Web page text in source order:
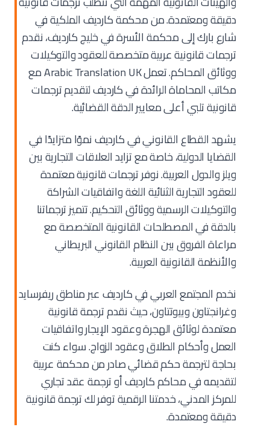
دقيقة ومعتمدة. من محكمة كارديف الملكية في
شارع بارك إلى محكمة الأسرة في خليج كارديف، نقدم
ترجمات قانونية عربية متخصصة للعقود والتوكيلات
ووثائق المحاكم. تعمل Arabic Translation UK مع
مكاتب المحاماة الرائدة في كارديف لتقديم ترجمات
قانونية تلبي أعلى معايير الدقة القضائية.
يشهد القطاع القانوني في كارديف نموًا متزايدًا في
القضايا الدولية، خاصة مع تزايد العلاقات التجارية بين
ويلز والدول العربية. نوفر ترجمات قانونية معتمدة
للعقود التجارية الثنائية اللغة واتفاقيات الشراكة
والتوكيلات الرسمية ووثائق التحكيم. تتميز ترجماتنا
بالدقة في المصطلحات القانونية المتخصصة مع
مراعاة الفروق بين النظام القانوني البريطاني
والأنظمة القانونية العربية.
نخدم المجتمع العربي في كارديف عبر مناطق ريفرسايد
وغرانجتاون وبيوتتاون، حيث نقدم ترجمة قانونية
معتمدة لوثائق الهجرة وعقود الإيجار واتفاقيات
العمل وأحكام الطلاق وعقود الزواج. سواء كنت
بحاجة لترجمة حكم قضائي صادر من محكمة عربية
لتقديمه في محاكم كارديف أو ترجمة عقد تجاري
للمركز المدني، خدمتنا الرقمية توفر لك ترجمة قانونية
دقيقة ومعتمدة.